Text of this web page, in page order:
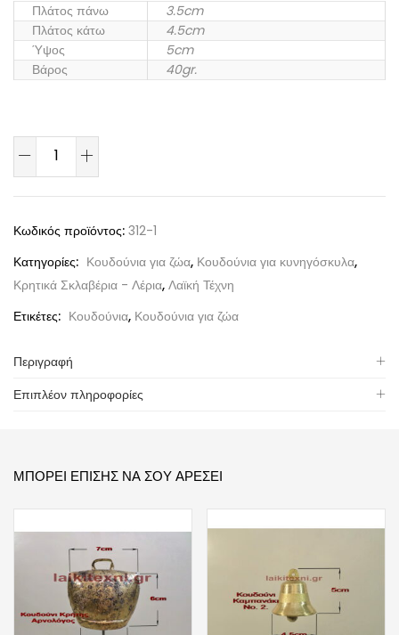
Πλάτος πάνω
3.5cm
Πλάτος κάτω
4.5cm
Ύψος
5cm
Βάρος
40gr.
Κωδικός προϊόντος: 312-1
Κατηγορίες: Κουδούνια για ζώα, Κουδούνια για κυνηγόσκυλα,
Κρητικά Σκλαβέρια - Λέρια, Λαϊκή Τέχνη
Ετικέτες: Κουδούνια, Κουδούνια για ζώα
Περιγραφή
Επιπλέον πληροφορίες
ΜΠΟΡΕΊ ΕΠΊΣΗΣ ΝΑ ΣΟΥ ΑΡΈΣΕΙ